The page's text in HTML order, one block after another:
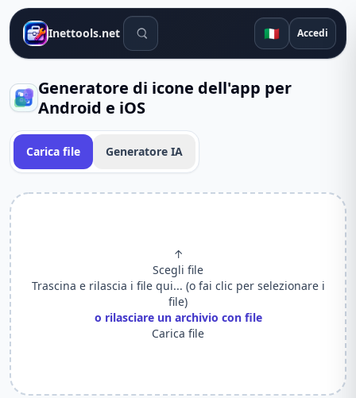
Inettools.net Strumenti di ricerca 🇮🇹 Accedi
Generatore di icone dell'app per
Android e iOS
Carica file Generatore IA
↑
Scegli file
Trascina e rilascia i file qui... (o fai clic per selezionare i
file)
o rilasciare un archivio con file
Carica file